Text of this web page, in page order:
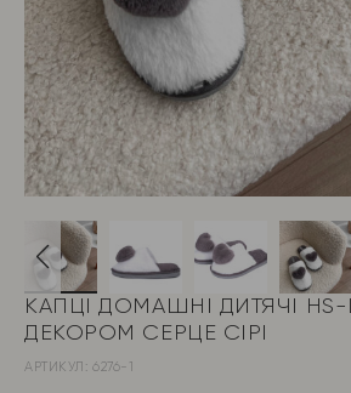
КАПЦІ ДОМАШНІ ДИТЯЧІ HS-
ДЕКОРОМ СЕРЦЕ СІРІ
АРТИКУЛ: 6276-1